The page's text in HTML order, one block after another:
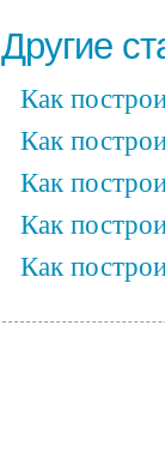
Другие
Как
Как
Как
Как
Как